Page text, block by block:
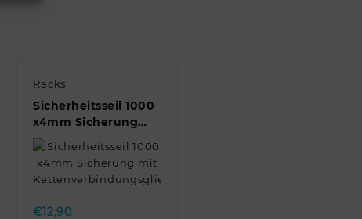
Racks
Sicherheitsseil 1000
x4mm Sicherung
mit
Kettenverbindungsglied/Stahlseil/Fang…
Quick view
€12,90